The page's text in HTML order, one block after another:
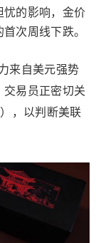
忧的影响，金价
次周线下跌。
来自美元强势
交易员正密切关
，以判断美联